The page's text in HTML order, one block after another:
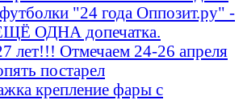
"24 года Оппозит.ру" -
ОДНА допечатка.
лет!!! Отмечаем 24-26 апреля
постарел
крепление фары с